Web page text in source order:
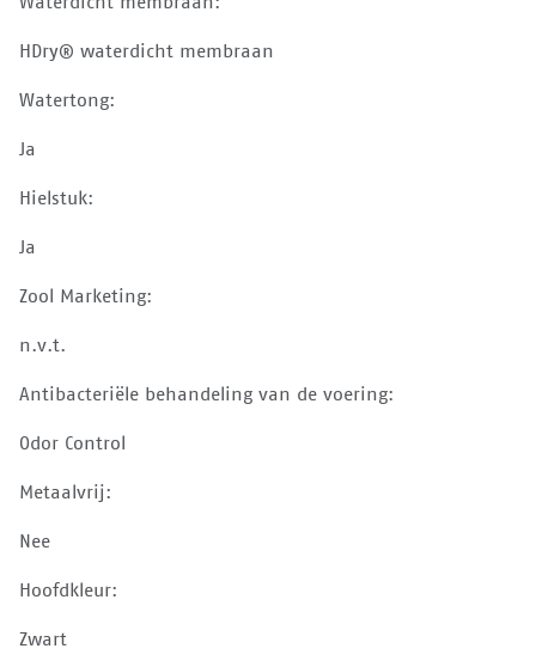
HDry® waterdicht membraan
Watertong:
Ja
Hielstuk:
Ja
Zool Marketing:
n.v.t.
Antibacteriële behandeling van de voering:
Odor Control
Metaalvrij:
Nee
Hoofdkleur:
Zwart